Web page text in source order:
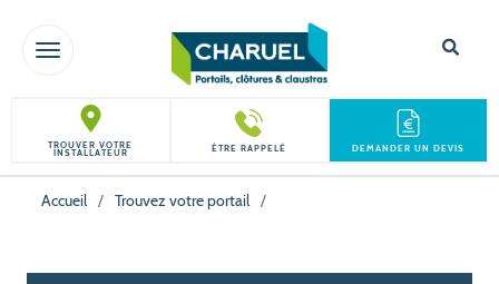
TOGGLE NAVIGATION
TROUVER VOTRE
INSTALLATEUR ÊTRE RAPPELÉ DEMANDER UN DEVIS
Accueil / Trouvez votre portail /